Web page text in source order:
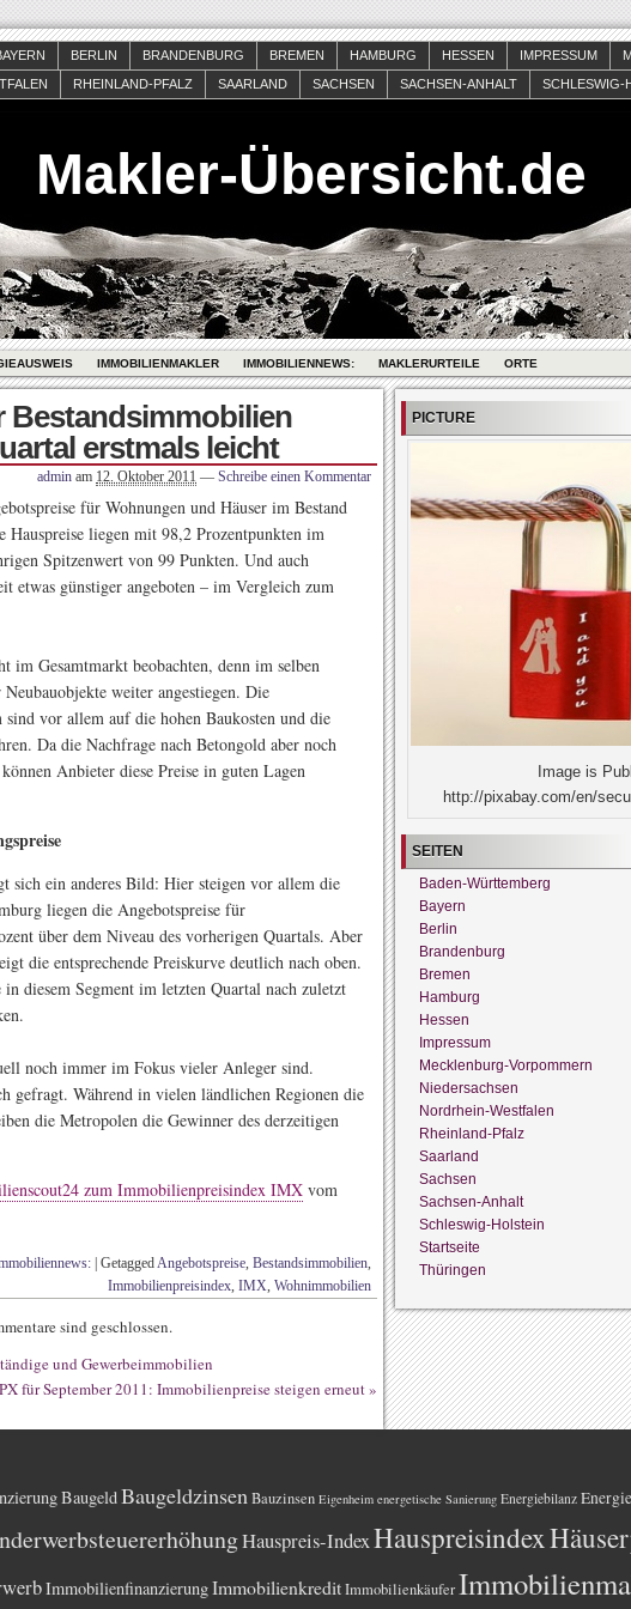
BERLIN BRANDENBURG BREMEN HAMBURG HESSEN IMPRESSUM
RHEINLAND-PFALZ SAARLAND SACHSEN SACHSEN-ANHALT SCHLESWIG-
Makler-Übersicht.de
IMMOBILIENMAKLER IMMOBILIENNEWS: MAKLERURTEILE ORTE
Bestandsimmobilien
erstmals leicht
admin am 12. Oktober 2011 — Schreibe einen Kommentar
für Wohnungen und Häuser im Bestand
liegen mit 98,2 Prozentpunkten im
Spitzenwert von 99 Punkten. Und auch
etwas günstiger angeboten – im Vergleich zum
im Gesamtmarkt beobachten, denn im selben
weiter angestiegen. Die
vor allem auf die hohen Baukosten und die
Da die Nachfrage nach Betongold aber noch
Anbieter diese Preise in guten Lagen
sich ein anderes Bild: Hier steigen vor allem die
liegen die Angebotspreise für
über dem Niveau des vorherigen Quartals. Aber
die entsprechende Preiskurve deutlich nach oben.
diesem Segment im letzten Quartal nach zuletzt
noch immer im Fokus vieler Anleger sind.
gefragt. Während in vielen ländlichen Regionen die
die Metropolen die Gewinner des derzeitigen
zum Immobilienpreisindex IMX vom
GetaggedAngebotspreise, Bestandsimmobilien,
Immobilienpreisindex, IMX, Wohnimmobilien
sind geschlossen.
und Gewerbeimmobilien
für September 2011: Immobilienpreise steigen erneut»
PICTURE
Image is
http://pixabay.com/en/
SEITEN
Baden-Württemberg
Bayern
Berlin
Brandenburg
Bremen
Hamburg
Hessen
Impressum
Mecklenburg-Vorpommern
Niedersachsen
Nordrhein-Westfalen
Rheinland-Pfalz
Saarland
Sachsen
Sachsen-Anhalt
Schleswig-Holstein
Startseite
Thüringen
BaugeldBaugeldzinsenBauzinsen Eigenheim energetische Sanierung Energiebilanz
Hauspreis-IndexHauspreisindex
ImmobilienfinanzierungImmobilienkreditImmobilienkäufer